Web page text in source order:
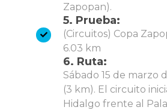
Zapopan).
5. Prueba:
(Circuitos) Copa
6.03 km
6. Ruta:
Sábado 15 de marzo
(3 km). El circuito
Hidalgo frente al